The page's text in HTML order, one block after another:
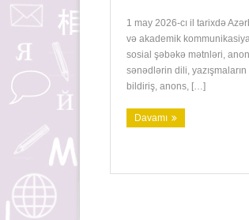
1 may 2026-cı il tarixdə
və akademik
sosial şəbəkə mətnləri,
sənədlərin dili,
bildiriş, anons, […]
Davamı